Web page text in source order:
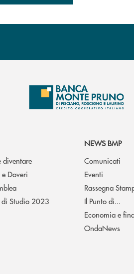
diventare
Doveri
di Studio 2023
NEWS BMP
Comunicati
Eventi
Rassegna
Il Punto di...
Economia e
OndaNews